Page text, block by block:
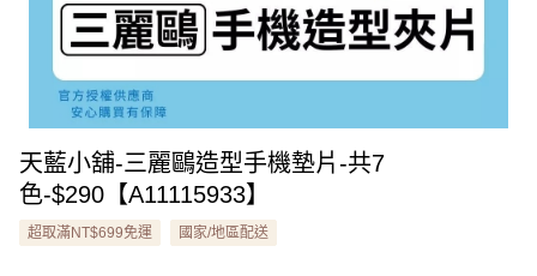
天藍小舖-三麗鷗造型手機墊片-共7
色-$290【A11115933】
超取滿NT$699免運 國家/地區配送